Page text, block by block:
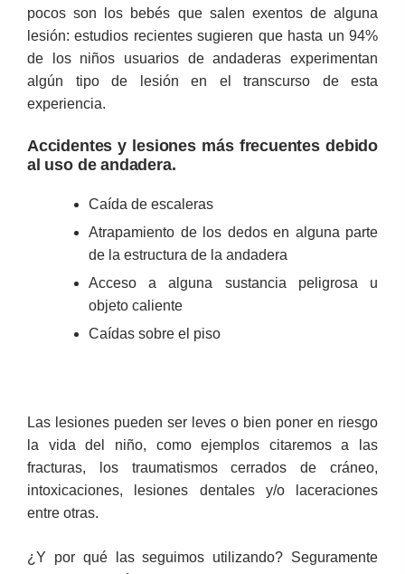
pocos son los bebés que salen exentos de alguna
lesión: estudios recientes sugieren que hasta un 94%
de los niños usuarios de andaderas experimentan
algún tipo de lesión en el transcurso de esta
experiencia.
Accidentes y lesiones más frecuentesdebido
al uso de andadera.
Caída de escaleras
Atrapamiento de los dedos en alguna parte
de la estructura de la andadera
Acceso a alguna sustancia peligrosa u
objeto caliente
Caídas sobre el piso
Las lesiones pueden ser leves o bien poner en riesgo
la vida del niño, como ejemplos citaremos a las
fracturas, los traumatismos cerrados de cráneo,
intoxicaciones, lesiones dentales y/o laceraciones
entre otras.
¿Y por qué las seguimos utilizando? Seguramente